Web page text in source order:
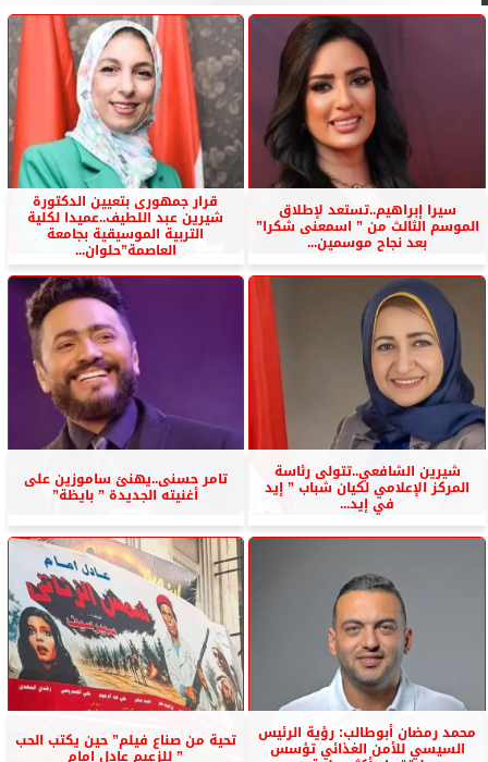
سيرا إبراهيم..تستعد لإطلاق
الموسم الثالث من ” اسمعنى شكرا”
بعد نجاح موسمين...
قرار جمهورى بتعيين الدكتورة
شيرين عبد اللطيف..عميدا لكلية
التربية الموسيقية بجامعة
العاصمة”حلوان...
شيرين الشافعي..تتولى رئاسة
المركز الإعلامي لكيان شباب ” إيد
في إيد...
تامر حسنى..يهنئ ساموزين على
أغنيته الجديدة ” بايظة”
محمد رمضان أبوطالب: رؤية الرئيس
السيسي للأمن الغذائي تؤسس تحية من صناع فيلم” حين يكتب الحب
” للزعيم عادل إمام